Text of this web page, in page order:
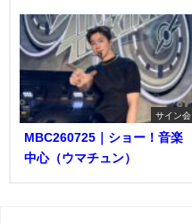
サイン会
MBC260725｜ショー！音楽
中心（ウマチュン）